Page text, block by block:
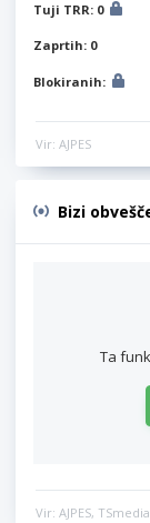
Tuji TRR: 0
Zaprtih: 0
Blokiranih:
Vir: AJPES
Bizi
Ta
Vir: AJPES,